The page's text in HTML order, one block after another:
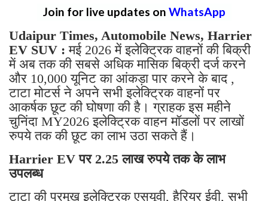
Join for live updates on WhatsApp
Udaipur Times, Automobile News, Harrier
EV SUV :मई 2026 में इलेक्ट्रिक वाहनों की बिक्री
में अब तक की सबसे अधिक मासिक बिक्री दर्ज करने
और 10,000 यूनिट का आंकड़ा पार करने के बाद ,
टाटा मोटर्स ने अपने सभी इलेक्ट्रिक वाहनों पर
आकर्षक छूट की घोषणा की है। ग्राहक इस महीने
चुनिंदा MY2026 इलेक्ट्रिक वाहन मॉडलों पर लाखों
रुपये तक की छूट का लाभ उठा सकते हैं।
Harrier EV पर 2.25 लाख रुपये तक के लाभ
उपलब्ध
टाटा की प्रमुख इलेक्ट्रिक एसयूवी, हैरियर ईवी, सभी